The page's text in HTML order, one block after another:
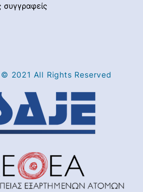
συγγραφείς
2021 All Rights Reserved